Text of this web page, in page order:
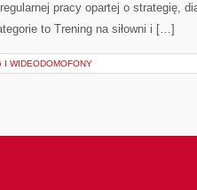
pracy opartej o strategię,
to Trening na siłowni i […]
I WIDEODOMOFONY